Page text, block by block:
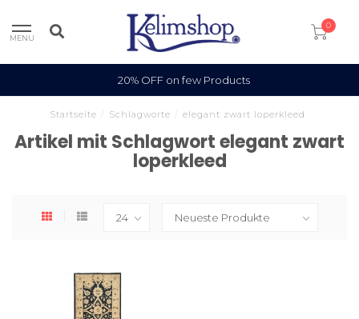
MENU
0
20% OFF on few Products
Startseite Schlagworte elegant zwart loperkleed
Artikel mit Schlagwort elegant zwart
loperkleed